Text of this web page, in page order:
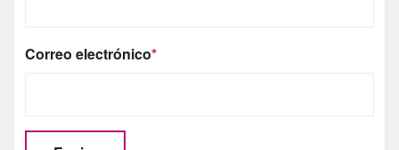
Correo electrónico*